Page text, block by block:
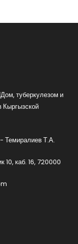
туберкулезом и
Кыргызской
Темиралиев Т.А.
10, каб. 16, 720000